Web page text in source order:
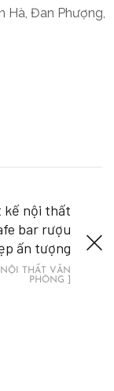
Hà, Đan Phượng,
kế nội thất
bar rượu
ấn tượng
NỘI THẤT VĂN
PHÒNG ]